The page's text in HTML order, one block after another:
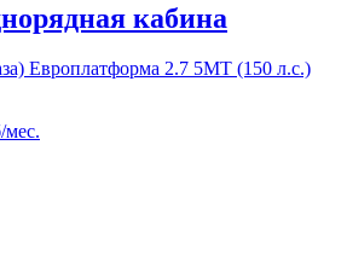
кабина
Европлатформа 2.7 5MT (150 л.с.)
мес.